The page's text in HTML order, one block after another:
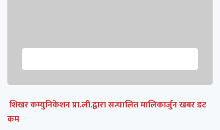
शिखर कम्युनिकेशन प्रा.ली.द्वारा सन्चालित मालिकार्जुन खबर डट
कम